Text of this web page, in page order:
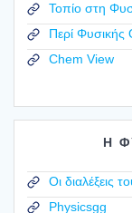
Τοπίο στη
Περί
Chem View
Η
Οι διαλέξεις
Physicsgg